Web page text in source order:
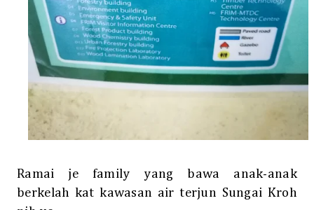
Ramai je family yang bawa anak-anak
berkelah kat kawasan air terjun Sungai Kroh